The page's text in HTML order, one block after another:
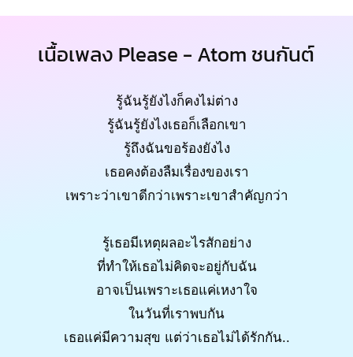
เนื้อเพลง Please - Atom ชนกันต์
รู้ฉันรู้ยังไงก็คงไม่ต่าง
รู้ฉันรู้ยังไงเธอก็เลือกเขา
รู้ถึงฉันขอร้องยังไง
เธอคงต้องลืมเรื่องของเรา
เพราะว่าเขาดีกว่าเพราะเขาสำคัญกว่า
รู้เธอมีเหตุผลอะไรสักอย่าง
ที่ทำให้เธอไม่คิดจะอยู่กับฉัน
อาจเป็นเพราะเธอแค่เหงาใจ
ในวันที่เราพบกัน
เธอแค่มีความสุข แต่ว่าเธอไม่ได้รักกัน..